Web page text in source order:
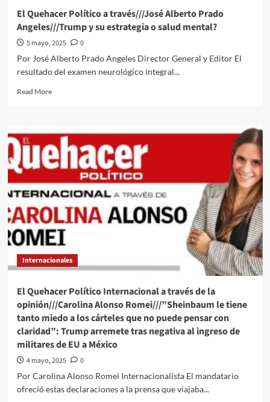
El Quehacer Político a través///José Alberto Prado
Angeles///Trump y su estrategia o salud mental?
5 mayo, 2025
0
Por José Alberto Prado Angeles Director General y Editor El
resultado del examen neurológico integral...
Read MoreRead
Quehacer
Político
a
través///José
Alberto
Prado
Angeles///Trump
y
su
estrategia
salud
mental?
Internacionales
El Quehacer Político Internacional a través de la
opinión///Carolina Alonso Romei///”Sheinbaum le tiene
tanto miedo a los cárteles que no puede pensar con
claridad”: Trump arremete tras negativa al ingreso de
militares de EU a México
4 mayo, 2025
0
Por Carolina Alonso Romei Internacionalista El mandatario
ofreció estas declaraciones a la prensa que viajaba...